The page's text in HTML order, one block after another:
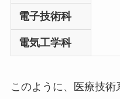
電子技術科
電気工学科
このように、医療技